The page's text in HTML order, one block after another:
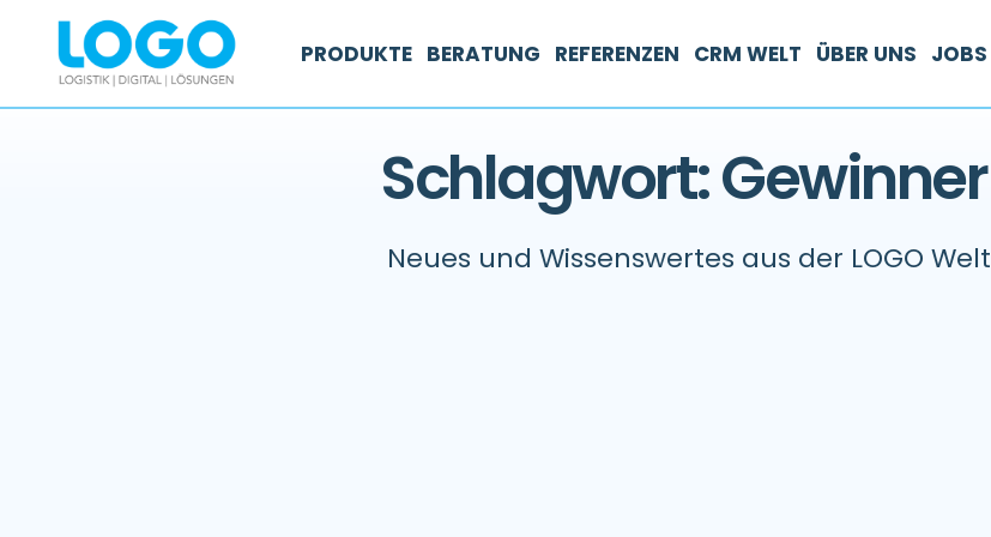
PRODUKTE BERATUNG REFERENZEN CRM WELT ÜBER UNS JOBS
Schlagwort: Gewinner
Neues und Wissenswertes aus der LOGO Welt